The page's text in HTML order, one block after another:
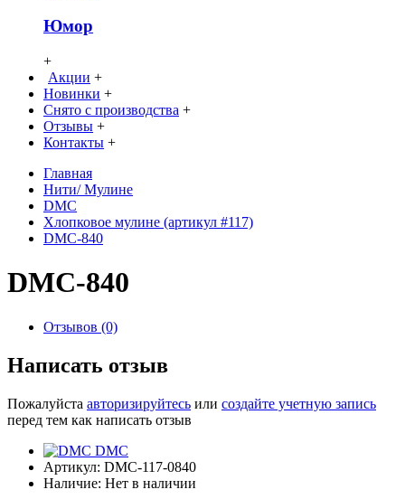
Юмор
+
Акции +
Новинки +
Снято с производства +
Отзывы +
Контакты +
Главная
Нити/ Мулине
DMC
Хлопковое мулине (артикул #117)
DMC-840
DMC-840
Отзывов (0)
Написать отзыв
Пожалуйста авторизируйтесь или создайте учетную запись
перед тем как написать отзыв
DMC
Артикул: DMC-117-0840
Наличие: Нет в наличии